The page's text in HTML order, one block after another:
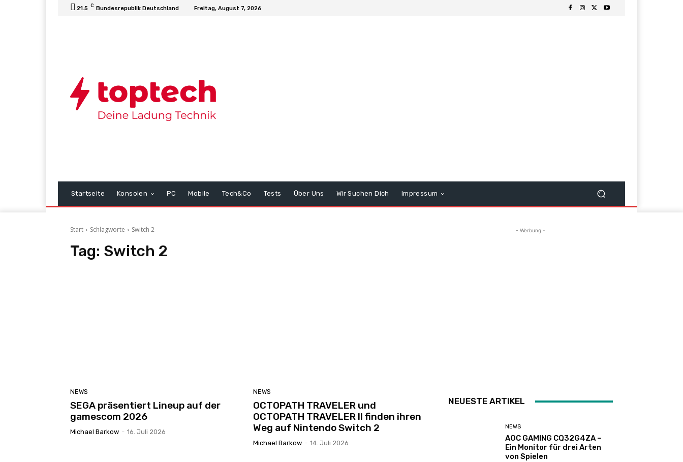
21.5 C Bundesrepublik Deutschland Freitag, August 7, 2026
Startseite Konsolen PC Mobile Tech&Co Tests Über Uns Wir Suchen Dich Impressum
Start Schlagworte Switch 2
Tag: Switch 2
NEWS
SEGA präsentiert Lineup auf der
gamescom 2026
Michael Barkow - 16. Juli 2026
NEWS
OCTOPATH TRAVELER und
OCTOPATH TRAVELER II finden ihren
Weg auf Nintendo Switch 2
Michael Barkow - 14. Juli 2026
- Werbung -
NEUESTE ARTIKEL
NEWS
AOC GAMING CQ32G4ZA –
Ein Monitor für drei Arten
von Spielen